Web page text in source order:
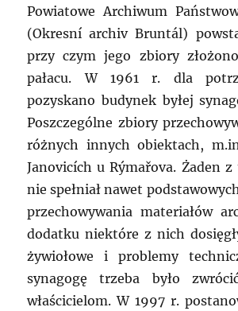
Powiatowe Archiwum
(Okresní archiv Bruntál)
przy czym jego zbiory
pałacu. W 1961 r. dla
pozyskano budynek byłej
Poszczególne zbiory
różnych innych obiektach,
Janovicích u Rýmařova. Żaden
nie spełniał nawet
przechowywania materiałów
dodatku niektóre z nich
żywiołowe i problemy
synagogę trzeba było
właścicielom. W 1997 r.